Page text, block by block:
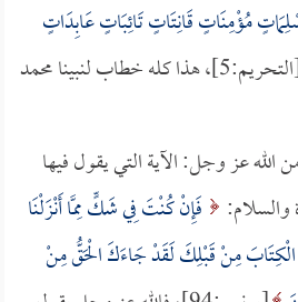
مُؤْمِنَاتٍ قَانِتَاتٍ تَائِبَاتٍ عَابِدَاتٍ
[التحريم:5]، هذا كله خطاب لنبينا محمد
الله عز وجل: الآية التي يقول فيها
والسلام:
فَإِنْ كُنْتَ فِي شَكٍّ مِمَّا أَنْزَلْنَا
مِنْ قَبْلِكَ لَقَدْ جَاءَكَ الْحَقُّ مِنْ